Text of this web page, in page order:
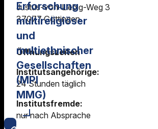
Justus-von-Liebig-Weg 3
37077 Göttingen
Öffnungszeiten
Institutsangehörige:
24 Stunden täglich
Institutsfremde:
nur nach Absprache
Erforschung
multireligiöser
und
multiethnischer
Gesellschaften
(MPI
MMG)